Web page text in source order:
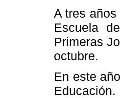
A tres
Escuela
Primeras
octubre.
En este
Educación.